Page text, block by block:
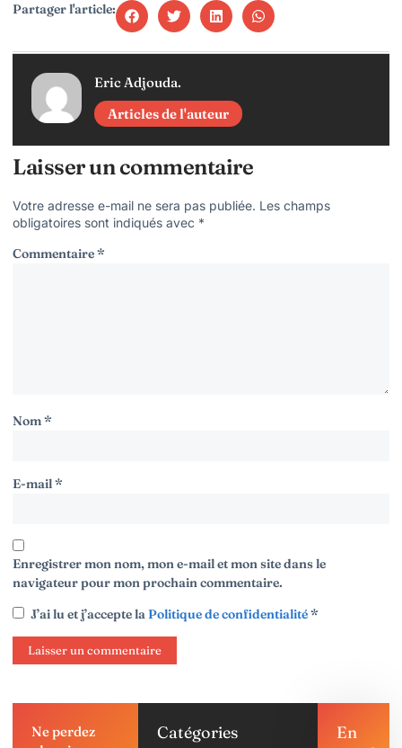
Partager l'article:
Eric Adjouda.
Articles de l'auteur
Laisser un commentaire
Votre adresse e-mail ne sera pas publiée. Les champs
obligatoires sont indiqués avec *
Commentaire*
Nom*
E-mail*
Enregistrer mon nom, mon e-mail et mon site dans le
navigateur pour mon prochain commentaire.
J’ai lu et j’accepte laPolitique de confidentialité*
Ne perdez
Catégories
En